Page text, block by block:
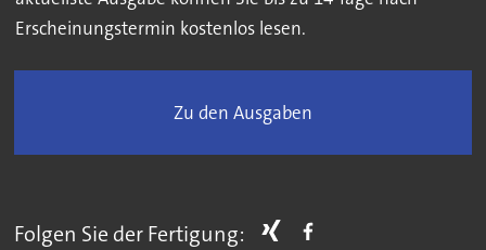
Erscheinungstermin kostenlos lesen.
Zu den Ausgaben
Folgen Sie der Fertigung: